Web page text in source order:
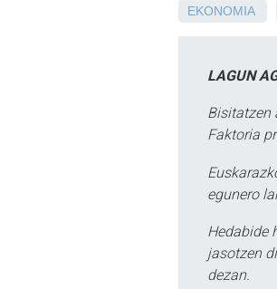
EKONOMIA
LAGUN
Bisitatzen
Faktoria
egunero
Hedabide
jasotzen
dezan.